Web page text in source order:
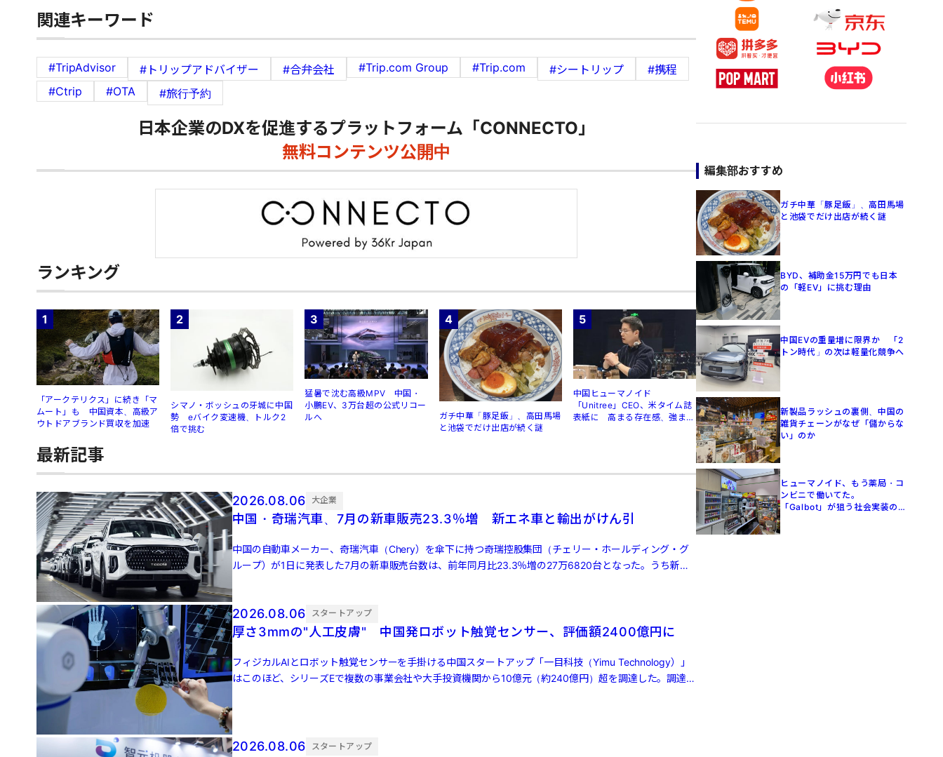
関連キーワード
#TripAdvisor #トリップアドバイザー #合弁会社 #Trip.com Group #Trip.com #シートリップ
#携程
#Ctrip
#OTA #旅行予約
日本企業のDXを促進するプラットフォーム「CONNECTO」
無料コンテンツ公開中
ランキング
1
「アークテリクス」に続き「マ
ムート」も 中国資本、高級ア
ウトドアブランド買収を加速
2
シマノ・ボッシュの牙城に中国
勢 eバイク変速機、トルク2
倍で挑む
3
猛暑で沈む高級MPV 中国・
小鵬EV、3万台超の公式リコー
ルへ
4
ガチ中華「豚足飯」、高田馬場
と池袋でだけ出店が続く謎
5
中国ヒューマノイド
「Unitree」CEO、米タイム誌
表紙に 高まる存在感、強まる
最新記事
2026.08.06 大企業
中国・奇瑞汽車、7月の新車販売23.3％増 新エネ車と輸出がけん引
中国の自動車メーカー、奇瑞汽車（Chery）を傘下に持つ奇瑞控股集団（チェリー・ホールディング・グ
ループ）が1日に発表した7月の新車販売台数は、前年同月比23.3％増の27万6820台となった。うち新エ
2026.08.06 スタートアップ
厚さ3mmの"人工皮膚" 中国発ロボット触覚センサー、評価額2400億円に
フィジカルAIとロボット触覚センサーを手掛ける中国スタートアップ「一目科技（Yimu Technology）」
はこのほど、シリーズEで複数の事業会社や大手投資機関から10億元（約240億円）超を調達した。調達
2026.08.06 スタートアップ
編集部おすすめ
ガチ中華「豚足飯」、高田馬場
と池袋でだけ出店が続く謎
BYD、補助金15万円でも日本
の「軽EV」に挑む理由
中国EVの重量増に限界か 「2
トン時代」の次は軽量化競争へ
新製品ラッシュの裏側、中国の
雑貨チェーンがなぜ「儲からな
い」のか
ヒューマノイド、もう薬局・コ
ンビニで働いてた。
「Galbot」が狙う社会実装の